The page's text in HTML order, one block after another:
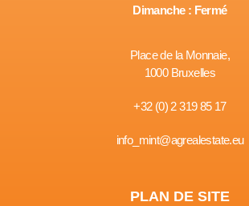
Dimanche : Fermé
Place de la Monnaie,
1000 Bruxelles
+32 (0) 2 319 85 17
info_mint@agrealestate.eu
PLAN DE SITE